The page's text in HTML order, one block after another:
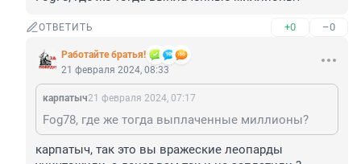
ОТВЕТИТЬ +0 –0
Работайте братья!
21 февраля 2024, 08:33
карпатыч21 февраля 2024, 07:17
Fog78, где же тогда выплаченные миллионы?
карпатыч, так это вы вражеские леопарды